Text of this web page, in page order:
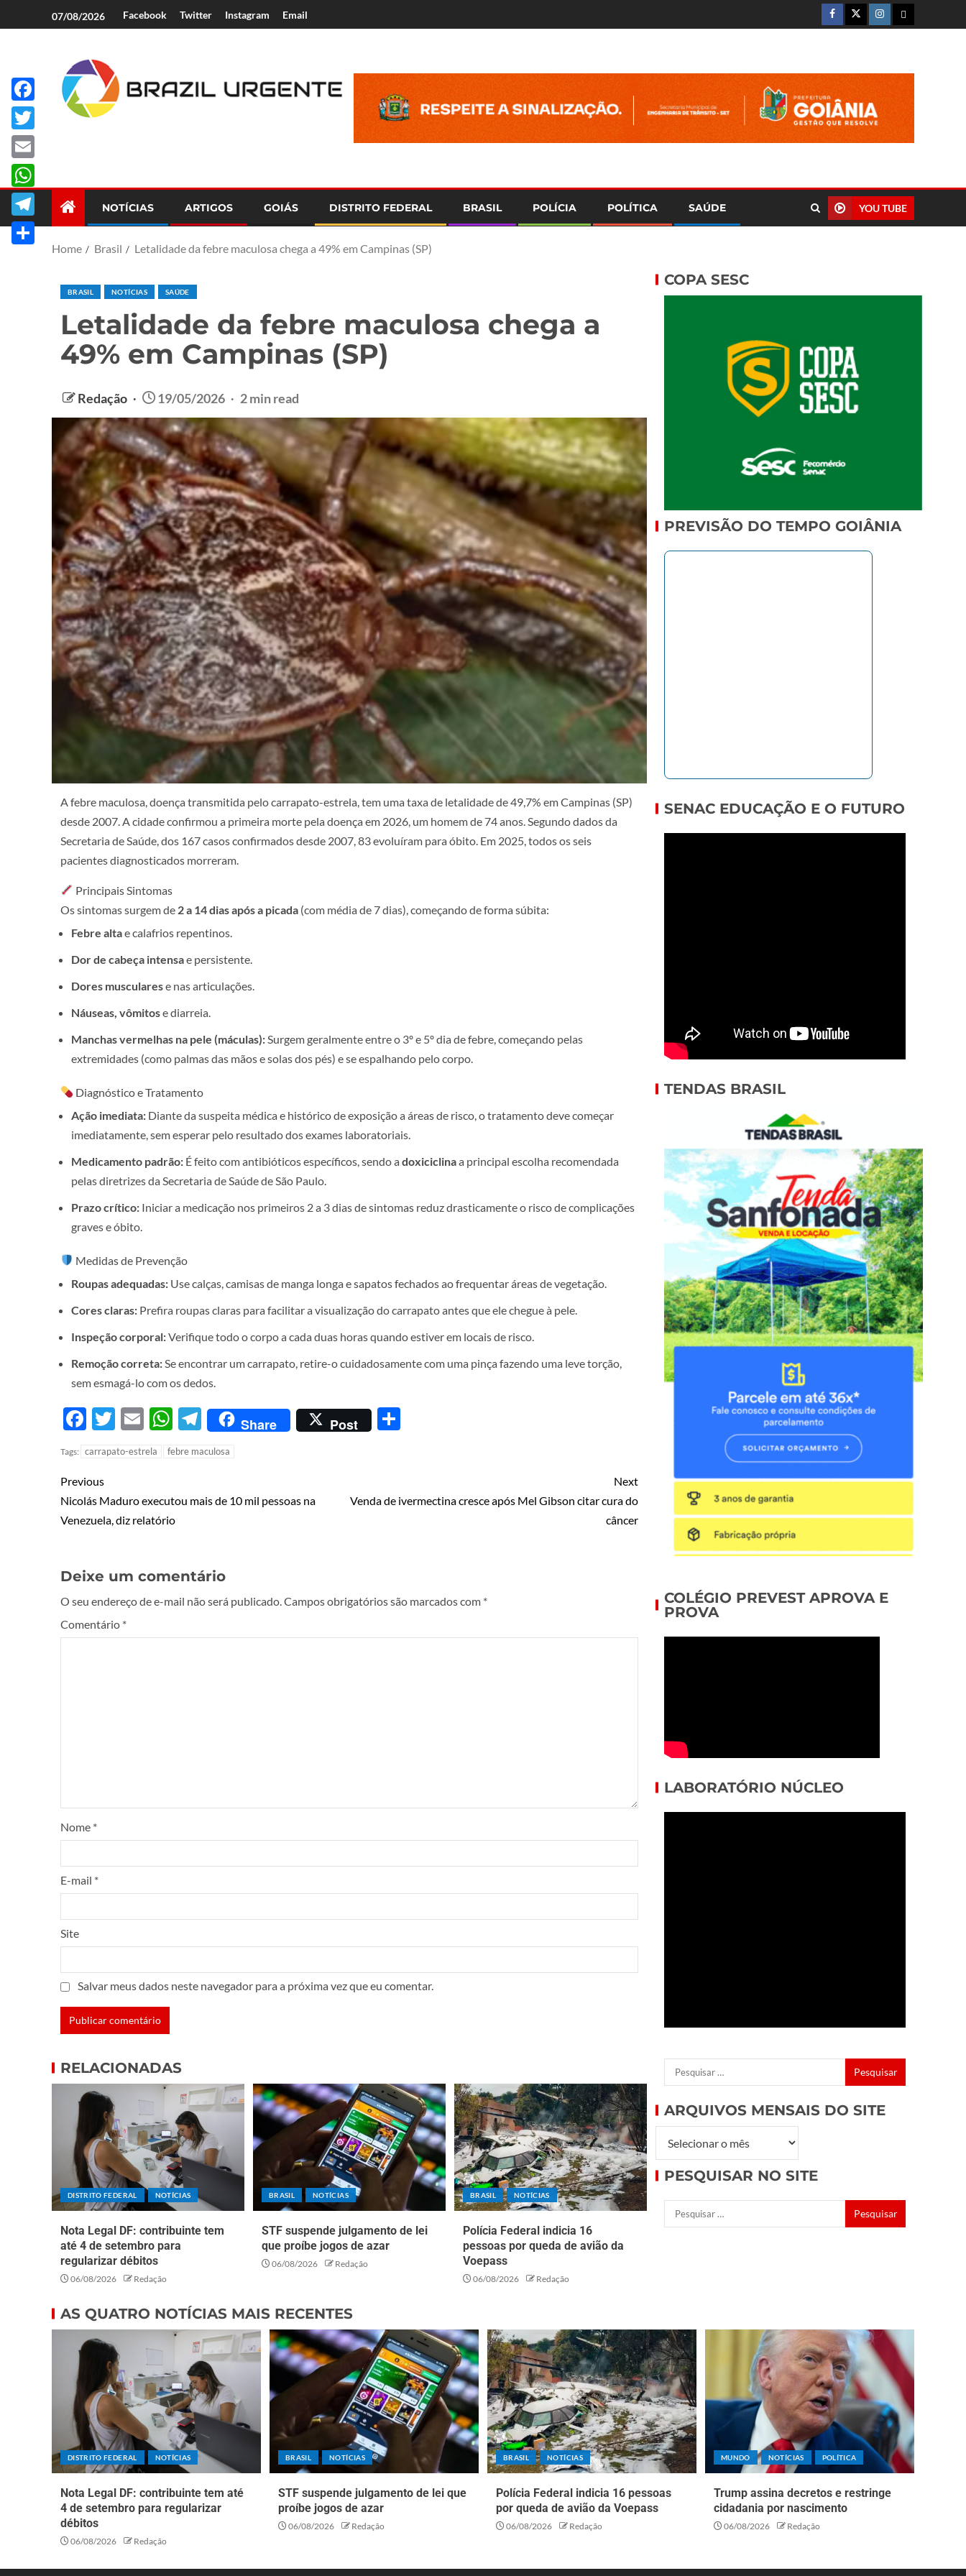
07/08/2026 Facebook Twitter Instagram Email
NOTÍCIAS ARTIGOS GOIÁS DISTRITO FEDERAL BRASIL POLÍCIA POLÍTICA SAÚDE YOU TUBE
Home Brasil Letalidade da febre maculosa chega a 49% em Campinas (SP)
BRASIL NOTÍCIAS SAÚDE
Letalidade da febre maculosa chega a
49% em Campinas (SP)
Redação 19/05/2026 2 min read
A febre maculosa, doença transmitida pelo carrapato-estrela, tem uma taxa de letalidade de 49,7% em Campinas (SP)
desde 2007. A cidade confirmou a primeira morte pela doença em 2026, um homem de 74 anos. Segundo dados da
Secretaria de Saúde, dos 167 casos confirmados desde 2007, 83 evoluíram para óbito. Em 2025, todos os seis
pacientes diagnosticados morreram.
Principais Sintomas
Os sintomas surgem de 2 a 14 dias após a picada (com média de 7 dias), começando de forma súbita:
Febre altae calafrios repentinos.
Dor de cabeça intensae persistente.
Dores muscularese nas articulações.
Náuseas, vômitose diarreia.
Manchas vermelhas na pele (máculas): Surgem geralmente entre o 3º e 5º dia de febre, começando pelas
extremidades (como palmas das mãos e solas dos pés) e se espalhando pelo corpo.
Diagnóstico e Tratamento
Ação imediata: Diante da suspeita médica e histórico de exposição a áreas de risco, o tratamento deve começar
imediatamente, sem esperar pelo resultado dos exames laboratoriais.
Medicamento padrão: É feito com antibióticos específicos, sendo a doxiciclinaa principal escolha recomendada
pelas diretrizes da Secretaria de Saúde de São Paulo
Prazo crítico: Iniciar a medicação nos primeiros 2 a 3 dias de sintomas reduz drasticamente o risco de complicações
graves e óbito.
Medidas de Prevenção
Roupas adequadas: Use calças, camisas de manga longa e sapatos fechados ao frequentar áreas de vegetação.
Cores claras: Prefira roupas claras para facilitar a visualização do carrapato antes que ele chegue à pele.
Inspeção corporal:Verifique todo o corpo a cada duas horas quando estiver em locais de risco.
Remoção correta: Se encontrar um carrapato, retire-o cuidadosamente com uma pinça fazendo uma leve torção,
sem esmagá-lo com os dedos.
Facebook
Twitter
EmailWhatsApp
Telegram
Share Post
Tags: carrapato-estrela febre maculosa
Previous
Nicolás Maduro executou mais de 10 mil pessoas na
Venezuela, diz relatório
Next
Venda de ivermectina cresce após Mel Gibson citar cura do
câncer
Deixe um comentário
O seu endereço de e-mail não será publicado. Campos obrigatórios são marcados com *
Comentário *
Nome *
E-mail *
Site
Salvar meus dados neste navegador para a próxima vez que eu comentar.
RELACIONADAS
DISTRITO FEDERAL NOTÍCIAS
Nota Legal DF: contribuinte tem
até 4 de setembro para
regularizar débitos
06/08/2026 Redação
BRASIL NOTÍCIAS
STF suspende julgamento de lei
que proíbe jogos de azar
06/08/2026 Redação
BRASIL NOTÍCIAS
Polícia Federal indicia 16
pessoas por queda de avião da
Voepass
06/08/2026 Redação
Facebook
Twitter
Email
WhatsApp
Telegram
COPA SESC
PREVISÃO DO TEMPO GOIÂNIA
SENAC EDUCAÇÃO E O FUTURO
TENDAS BRASIL
COLÉGIO PREVEST APROVA E
PROVA
LABORATÓRIO NÚCLEO
ARQUIVOS MENSAIS DO SITE
PESQUISAR NO SITE
AS QUATRO NOTÍCIAS MAIS RECENTES
DISTRITO FEDERAL NOTÍCIAS
Nota Legal DF: contribuinte tem até
4 de setembro para regularizar
débitos
06/08/2026 Redação
BRASIL NOTÍCIAS
STF suspende julgamento de lei que
proíbe jogos de azar
06/08/2026 Redação
BRASIL NOTÍCIAS
Polícia Federal indicia 16 pessoas
por queda de avião da Voepass
06/08/2026 Redação
MUNDO NOTÍCIAS POLÍTICA
Trump assina decretos e restringe
cidadania por nascimento
06/08/2026 Redação